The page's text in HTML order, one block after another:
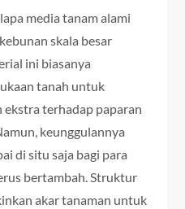
media tanam alami
skala besar
ini biasanya
tanah untuk
terhadap paparan
keunggulannya
di situ saja bagi para
bertambah. Struktur
akar tanaman untuk